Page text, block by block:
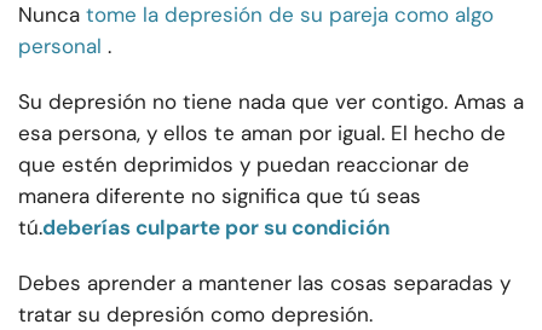
Nunca tome la depresión de su pareja como algo
personal .
Su depresión no tiene nada que ver contigo. Amas a
esa persona, y ellos te aman por igual. El hecho de
que estén deprimidos y puedan reaccionar de
manera diferente no significa que tú seas
tú.deberías culparte por su condición
Debes aprender a mantener las cosas separadas y
tratar su depresión como depresión.